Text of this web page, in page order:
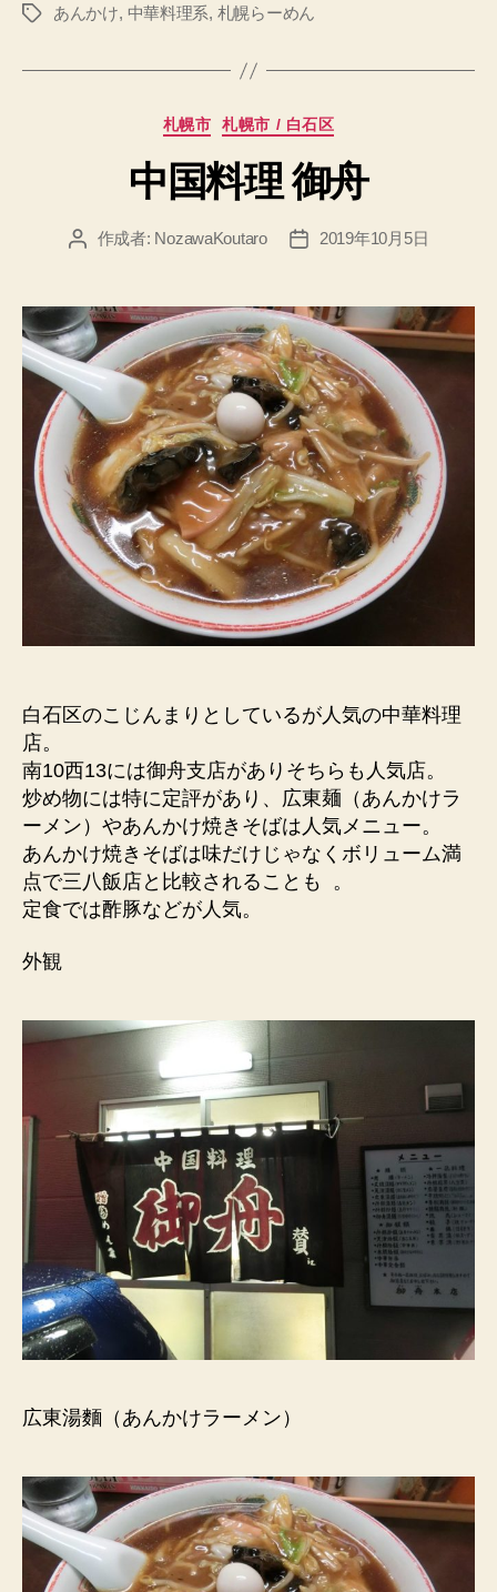
タ
あんかけ, 中華料理系, 札幌らーめん
カ
ゴ
リ
札幌市 札幌市 / 白石区
中国料理 御舟
投 作成者: NozawaKoutaro
投
2019年10月5日
白石区のこじんまりとしているが人気の中華料理
店。
南10西13には御舟支店がありそちらも人気店。
炒め物には特に定評があり、広東麺（あんかけラ
ーメン）やあんかけ焼きそばは人気メニュー。
あんかけ焼きそばは味だけじゃなくボリューム満
点で三八飯店と比較されることも 。
定食では酢豚などが人気。
外観
広東湯麵（あんかけラーメン）